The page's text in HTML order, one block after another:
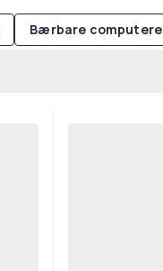
Bærbare computere